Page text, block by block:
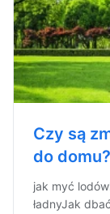
Czy są
do domu?
jak myć
ładnyJak